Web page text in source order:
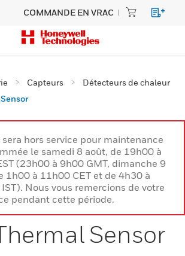
COMMANDE EN VRAC
Capteurs
Détecteurs de chaleur
sera hors service pour maintenance
le samedi 8 août, de 19h00 à
(23h00 à 9h00 GMT, dimanche 9
1h00 à 11h00 CET et de 4h30 à
Nous vous remercions de votre
pendant cette période.
Sensor